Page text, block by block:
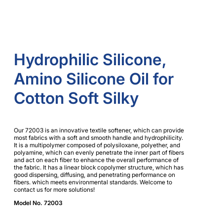
Hydrophilic Silicone,
Amino Silicone Oil for
Cotton Soft Silky
Our 72003 is an innovative textile softener, which can provide
most fabrics with a soft and smooth handle and hydrophilicity.
It is a multipolymer composed of polysiloxane, polyether, and
polyamine, which can evenly penetrate the inner part of fibers
and act on each fiber to enhance the overall performance of
the fabric. It has a linear block copolymer structure, which has
good dispersing, diffusing, and penetrating performance on
fibers. which meets environmental standards. Welcome to
contact us for more solutions!
Model No. 72003